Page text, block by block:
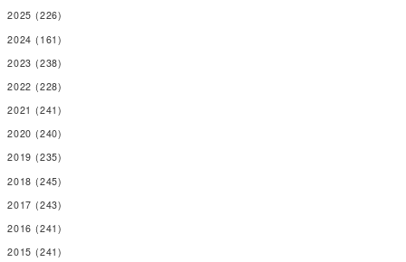
2025 (226)
2024 (161)
2023 (238)
2022 (228)
2021 (241)
2020 (240)
2019 (235)
2018 (245)
2017 (243)
2016 (241)
2015 (241)